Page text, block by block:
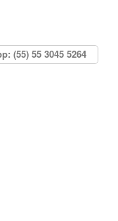
(55) 55 3045 5264